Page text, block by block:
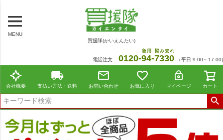
MENU
買援隊(かいえんたい)
電話注文 0120-94
急用
-7330
悩み去れ
（平日 9:00～17:00)
会社概要 支払い方法・送料 お問い合わせ お気に入り マイページ カート